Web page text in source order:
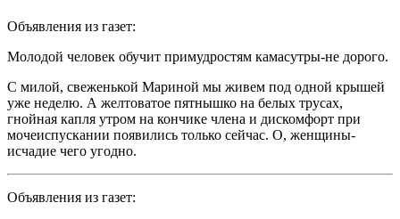
Объявления из газет:
Молодой человек обучит примудростям камасутры-не дорого.
С милой, свеженькой Мариной мы живем под одной крышей
уже неделю. А желтоватое пятнышко на белых трусах,
гнойная капля утром на кончике члена и дискомфорт при
мочеиспускании появились только сейчас. О, женщины-
исчадие чего угодно.
Объявления из газет: